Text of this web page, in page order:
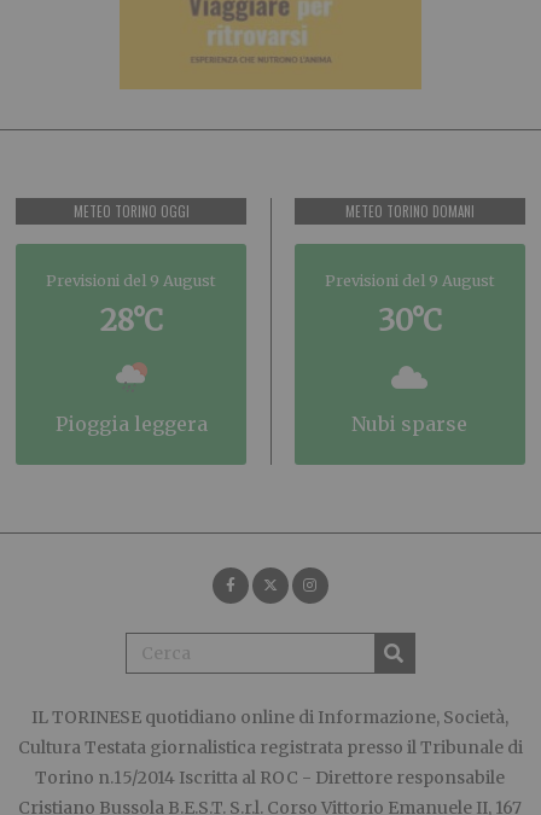
METEO TORINO OGGI
Previsioni del 9 August
28°C
pioggia leggera
METEO TORINO DOMANI
Previsioni del 9 August
30°C
nubi sparse
IL TORINESE quotidiano online di Informazione, Società,
Cultura Testata giornalistica registrata presso il Tribunale di
Torino n.15/2014 Iscritta al ROC - Direttore responsabile
Cristiano Bussola B.E.S.T. S.r.l. Corso Vittorio Emanuele II, 167